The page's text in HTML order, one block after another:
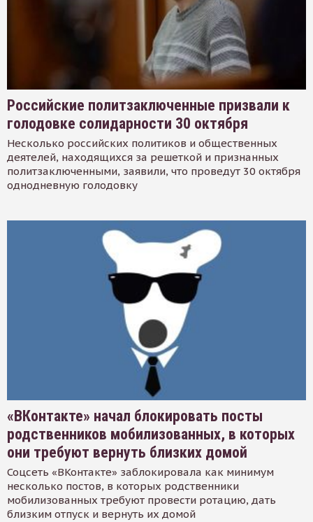
Российские политзаключенные призвали к
голодовке солидарности 30 октября
Несколько российских политиков и общественных
деятелей, находящихся за решеткой и признанных
политзаключенными, заявили, что проведут 30 октября
однодневную голодовку
«ВКонтакте» начал блокировать посты
родственников мобилизованных, в которых
они требуют вернуть близких домой
Соцсеть «ВКонтакте» заблокировала как минимум
несколько постов, в которых родственники
мобилизованных требуют провести ротацию, дать
близким отпуск и вернуть их домой